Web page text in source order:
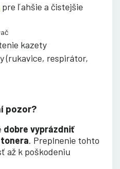
pre ľahšie a čistejšie
kazety
(rukavice, respirátor,
pozor?
dobre vyprázdniť
. Preplnenie tohto
až k poškodeniu